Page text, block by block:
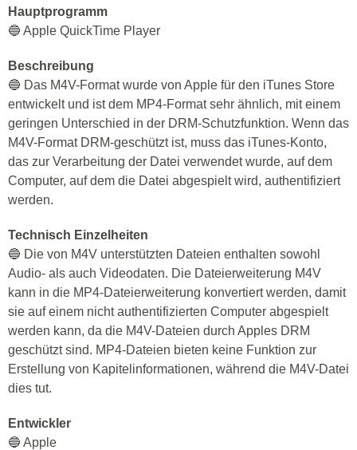
Hauptprogramm
🔵 Apple QuickTime Player
Beschreibung
🔵 Das M4V-Format wurde von Apple für den iTunes Store
entwickelt und ist dem MP4-Format sehr ähnlich, mit einem
geringen Unterschied in der DRM-Schutzfunktion. Wenn das
M4V-Format DRM-geschützt ist, muss das iTunes-Konto,
das zur Verarbeitung der Datei verwendet wurde, auf dem
Computer, auf dem die Datei abgespielt wird, authentifiziert
werden.
Technisch Einzelheiten
🔵 Die von M4V unterstützten Dateien enthalten sowohl
Audio- als auch Videodaten. Die Dateierweiterung M4V
kann in die MP4-Dateierweiterung konvertiert werden, damit
sie auf einem nicht authentifizierten Computer abgespielt
werden kann, da die M4V-Dateien durch Apples DRM
geschützt sind. MP4-Dateien bieten keine Funktion zur
Erstellung von Kapitelinformationen, während die M4V-Datei
dies tut.
Entwickler
🔵 Apple